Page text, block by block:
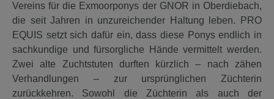
Vereins für die Exmoorponys der GNOR in Oberdiebach,
die seit Jahren in unzureichender Haltung leben. PRO
EQUIS setzt sich dafür ein, dass diese Ponys endlich in
sachkundige und fürsorgliche Hände vermittelt werden.
Zwei alte Zuchtstuten durften kürzlich – nach zähen
Verhandlungen – zur ursprünglichen Züchterin
zurückkehren. Sowohl die Züchterin als auch der